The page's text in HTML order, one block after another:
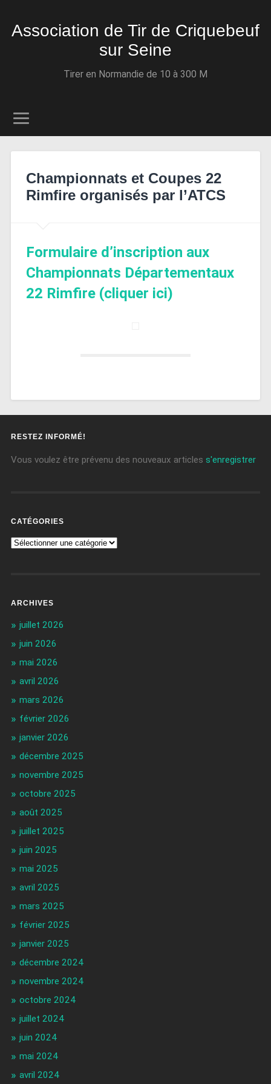
Association de Tir de Criquebeuf
sur Seine
Tirer en Normandie de 10 à 300 M
Championnats et Coupes 22
Rimfire organisés par l’ATCS
Formulaire d’inscription aux
Championnats Départementaux
22 Rimfire (cliquer ici)
RESTEZ INFORMÉ!
Vous voulez être prévenu des nouveaux articles s'enregistrer
CATÉGORIES
ARCHIVES
juillet 2026
juin 2026
mai 2026
avril 2026
mars 2026
février 2026
janvier 2026
décembre 2025
novembre 2025
octobre 2025
août 2025
juillet 2025
juin 2025
mai 2025
avril 2025
mars 2025
février 2025
janvier 2025
décembre 2024
novembre 2024
octobre 2024
juillet 2024
juin 2024
mai 2024
avril 2024